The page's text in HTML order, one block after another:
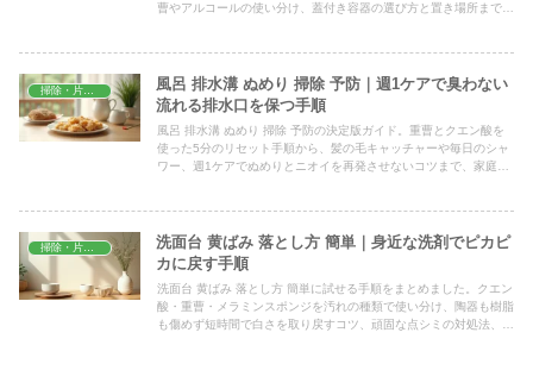
曹やアルコールの使い分け、蓋付き容器の選び方と置き場所まで、
風呂 排水溝 ぬめり 掃除 予防｜週1ケアで臭わない
流れる排水口を保つ手順
風呂 排水溝 ぬめり 掃除 予防の決定版ガイド。重曹とクエン酸を
使った5分のリセット手順から、髪の毛キャッチャーや毎日のシャ
ワー、週1ケアでぬめりとニオイを再発させないコツまで、家庭に
掃除・片付け
洗面台 黄ばみ 落とし方 簡単｜身近な洗剤でピカピ
カに戻す手順
洗面台 黄ばみ 落とし方 簡単に試せる手順をまとめました。クエン
酸・重曹・メラミンスポンジを汚れの種類で使い分け、陶器も樹脂
も傷めず短時間で白さを取り戻すコツ、頑固な点シミの対処法、毎